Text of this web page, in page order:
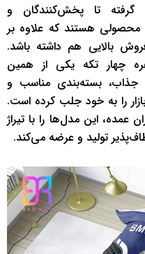
گرفته تا پخش‌کنندگان و
محصولی هستند که علاوه بر
بالایی هم داشته باشد.
چهار تکه یکی از همین
بسته‌بندی مناسب و
را به خود جلب کرده است.
عمده، این مدل‌ها را با تیراژ
تولید و عرضه می‌کند.